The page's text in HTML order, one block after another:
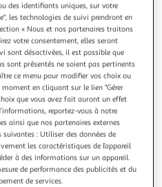
suivante
- Romane noir - 120
industrielle a votre salle
Son cadre noir mat et son
mm assurent robustesse et
un espace douche moderne,
des identifiants uniques, sur votre
les technologies de suivi prendront en
« Nous et nos partenaires traitons
votre consentement, elles seront
sont désactivées, il est possible que
sont présentés ne soient pas pertinents
ce menu pour modifier vos choix ou
en cliquant sur le lien "Gérer
que vous avez fait auront un effet
reportez-vous à notre
ainsi que nos partenaires externes
: Utiliser des données de
les caractéristiques de l’appareil
à des informations sur un appareil.
de performance des publicités et du
de services.